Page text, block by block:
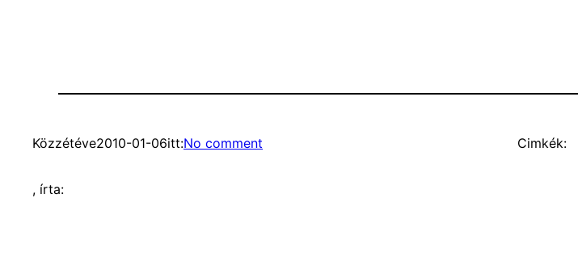
Közzétéve2010-01-06itt:No comment
, írta:
Cimkék: